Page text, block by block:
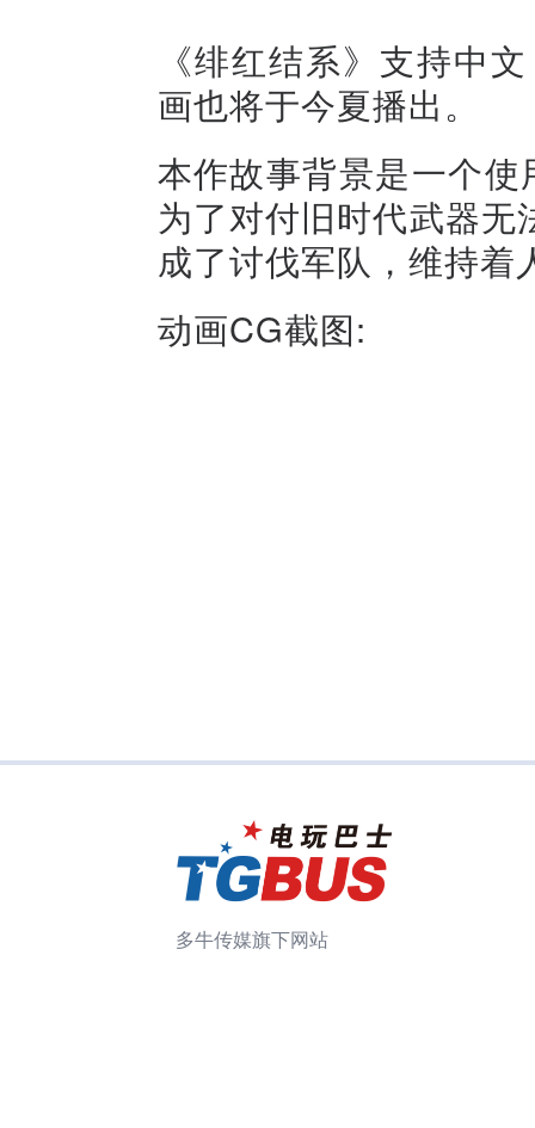
《绯红结系》支持中
画也将于今夏播出。
本作故事背景是一个使
为了对付旧时代武器
成了讨伐军队，维持着
动画CG截图:
多牛传媒旗下网站